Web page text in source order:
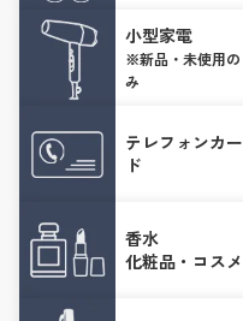
小型家電
※新品・未使用の
み
テレフォンカー
ド
香水
化粧品・コスメ